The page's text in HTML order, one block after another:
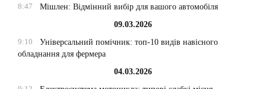
8:47
Мішлен: Відмінний вибір для вашого автомобіля
09.03.2026
9:10
Універсальний помічник: топ-10 видів навісного
обладнання для фермера
04.03.2026